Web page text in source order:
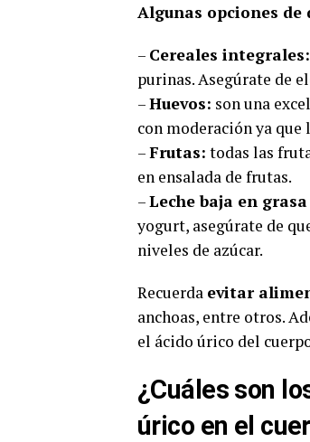
Algunas opciones de
– Cereales integrales:
purinas. Asegúrate de
–Huevos: son una
con moderación ya
–Frutas: todas las
en ensalada de frutas.
–Leche baja en
yogurt, asegúrate de
niveles de azúcar.
Recuerda evitar
anchoas, entre otros.
el ácido úrico del
¿Cuáles son
úrico en el